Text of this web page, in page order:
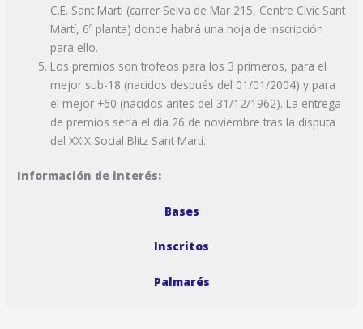
C.E. Sant Martí (carrer Selva de Mar 215, Centre Cívic Sant
Martí, 6º planta) donde habrá una hoja de inscripción
para ello.
Los premios son trofeos para los 3 primeros, para el
mejor sub-18 (nacidos después del 01/01/2004) y para
el mejor +60 (nacidos antes del 31/12/1962). La entrega
de premios sería el día 26 de noviembre tras la disputa
del XXIX Social Blitz Sant Martí.
Información de interés:
Bases
Inscritos
Palmarés